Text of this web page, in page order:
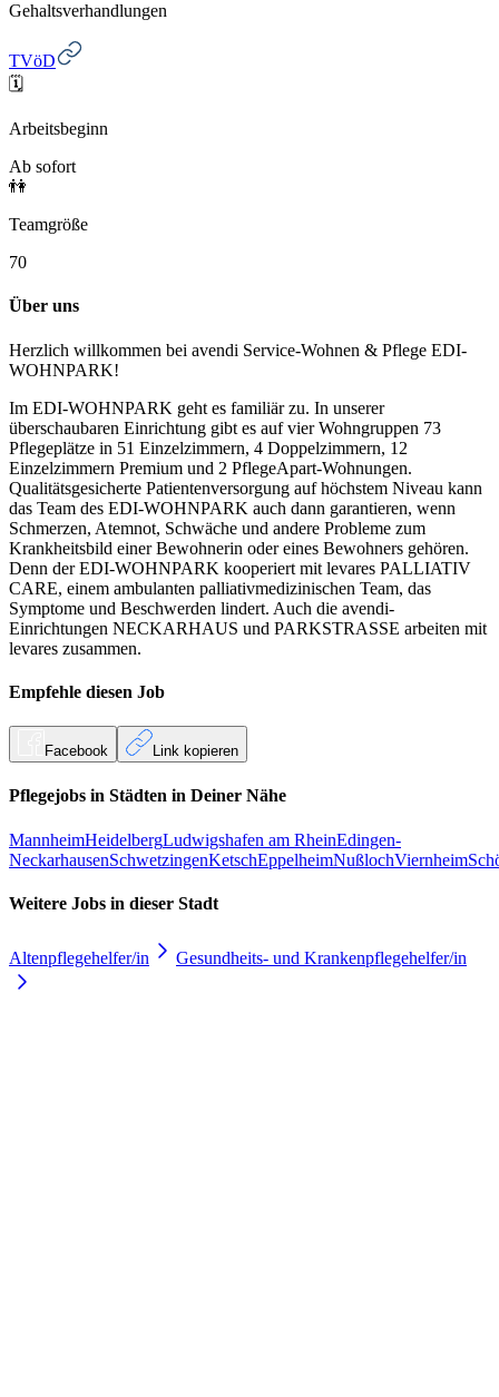
Gehaltsverhandlungen
TVöD
🗓️
Arbeitsbeginn
Ab sofort
👫
Teamgröße
70
Über uns
Herzlich willkommen bei avendi Service-Wohnen & Pflege EDI-
WOHNPARK!
Im EDI-WOHNPARK geht es familiär zu. In unserer
überschaubaren Einrichtung gibt es auf vier Wohngruppen 73
Pflegeplätze in 51 Einzelzimmern, 4 Doppelzimmern, 12
Einzelzimmern Premium und 2 PflegeApart-Wohnungen.
Qualitätsgesicherte Patientenversorgung auf höchstem Niveau kann
das Team des EDI-WOHNPARK auch dann garantieren, wenn
Schmerzen, Atemnot, Schwäche und andere Probleme zum
Krankheitsbild einer Bewohnerin oder eines Bewohners gehören.
Denn der EDI-WOHNPARK kooperiert mit levares PALLIATIV
CARE, einem ambulanten palliativmedizinischen Team, das
Symptome und Beschwerden lindert. Auch die avendi-
Einrichtungen NECKARHAUS und PARKSTRASSE arbeiten mit
levares zusammen.
Empfehle diesen Job
Facebook Link kopieren
Pflegejobs in Städten in Deiner Nähe
MannheimHeidelbergLudwigshafen am RheinEdingen-
NeckarhausenSchwetzingenKetschEppelheimNußlochViernheim
Weitere Jobs in dieser Stadt
Altenpflegehelfer/in Gesundheits- und Krankenpflegehelfer/in